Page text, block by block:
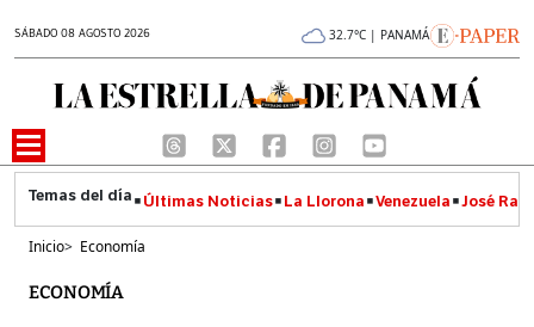
SÁBADO 08 AGOSTO 2026 32.7°C | PANAMÁ
Últimas Noticias La Llorona Venezuela José
Inicio> Economía
ECONOMÍA